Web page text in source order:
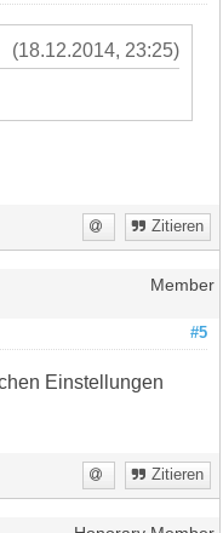
(18.12.2014, 23:25)
Zitieren
Member
#5
Einstellungen
Zitieren